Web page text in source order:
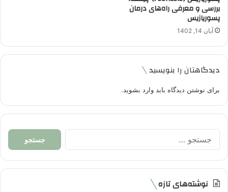
بررسی و معرفی راه‌های درمان
پسوریازیس
آبان 14, 1402
دیدگاهتان را بنویسید
برای نوشتن دیدگاه باید وارد بشوید.
جستجو
نوشته‌های تازه